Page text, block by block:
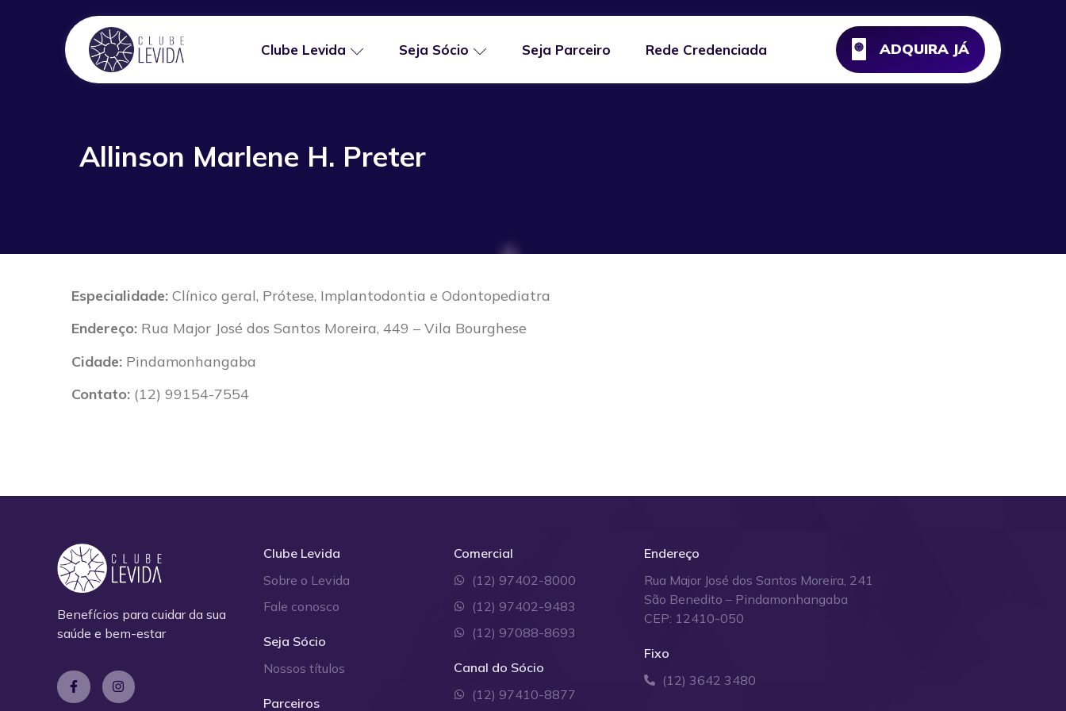
Clube Levida Seja Sócio Seja Parceiro Rede Credenciada ADQUIRA JÁ
Allinson Marlene H. Preter
Especialidade: Clínico geral, Prótese, Implantodontia e Odontopediatra
Endereço: Rua Major José dos Santos Moreira, 449 – Vila Bourghese
Cidade: Pindamonhangaba
Contato: (12) 99154-7554
Benefícios para cuidar da sua
saúde e bem-estar
Clube Levida
Sobre o Levida
Fale conosco
Seja Sócio
Nossos títulos
Parceiros
Comercial
(12) 97402-8000
(12) 97402-9483
(12) 97088-8693
Canal do Sócio
(12) 97410-8877
Endereço
Rua Major José dos Santos Moreira, 241
São Benedito – Pindamonhangaba
CEP: 12410-050
Fixo
(12) 3642 3480